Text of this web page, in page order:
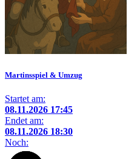
Martinsspiel & Umzug
Startet am:
08.11.2026 17:45
Endet am:
08.11.2026 18:30
Noch: